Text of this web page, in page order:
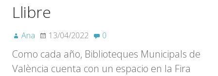
Llibre
Ana 13/04/2022 0
Como cada año, Biblioteques Municipals de
València cuenta con un espacio en la Fira